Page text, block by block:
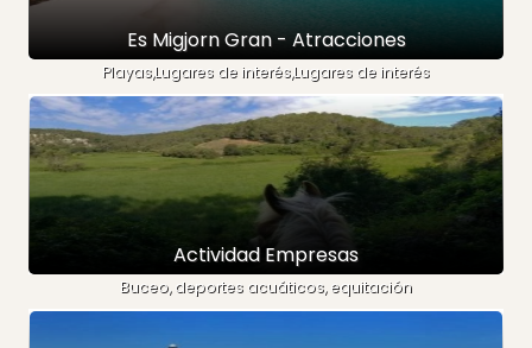
Es Migjorn Gran - Atracciones
Playas,Lugares de interés,Lugares de interés
Actividad Empresas
Buceo, deportes acuáticos, equitación